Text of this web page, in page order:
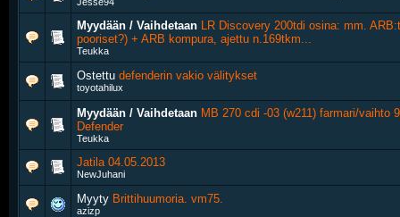
Myydään / Vaihdetaan LR Discovery 200tdi osina: mm.
pooriset?) + ARB kompura, ajettu n.169tkm...
Teukka
Ostettu defenderin vakio välitykset
toyotahilux
Myydään / Vaihdetaan MB 270 cdi -03 (w211) farmari/vaihto
Defender
Teukka
Jatila 04.05.2013
NewJuhani
Myyty Brittihuumoria. vm75.
azizp